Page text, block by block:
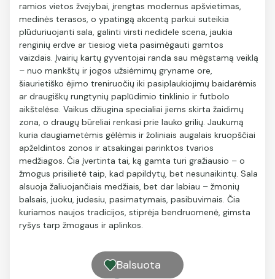
ramios vietos žvejybai, įrengtas modernus apšvietimas,
medinės terasos, o ypatingą akcentą parkui suteikia
plūduriuojanti sala, galinti virsti nedidele scena, jaukia
renginių erdve ar tiesiog vieta pasimėgauti gamtos
vaizdais. Įvairių kartų gyventojai randa sau mėgstamą veiklą
– nuo mankštų ir jogos užsiėmimų gryname ore,
šiaurietiško ėjimo treniruočių iki pasiplaukiojimų baidarėmis
ar draugiškų rungtynių paplūdimio tinklinio ir futbolo
aikštelėse. Vaikus džiugina specialiai jiems skirta žaidimų
zona, o draugų būreliai renkasi prie lauko grilių. Jaukumą
kuria daugiametėmis gėlėmis ir žoliniais augalais kruopščiai
apželdintos zonos ir atsakingai parinktos tvarios
medžiagos. Čia įvertinta tai, ką gamta turi gražiausio – o
žmogus prisilietė taip, kad papildytų, bet nesunaikintų. Sala
alsuoja žaliuojančiais medžiais, bet dar labiau – žmonių
balsais, juoku, judesiu, pasimatymais, pasibuvimais. Čia
kuriamos naujos tradicijos, stiprėja bendruomenė, gimsta
ryšys tarp žmogaus ir aplinkos.
Balsuota